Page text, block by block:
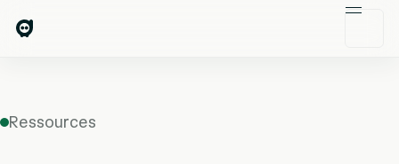
Ressources